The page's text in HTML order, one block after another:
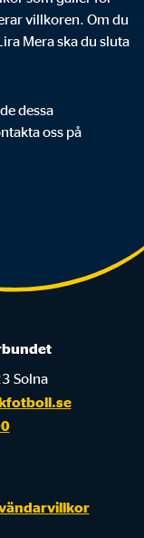
villkoren. Om du
Mera ska du sluta
dessa
oss på
Solna